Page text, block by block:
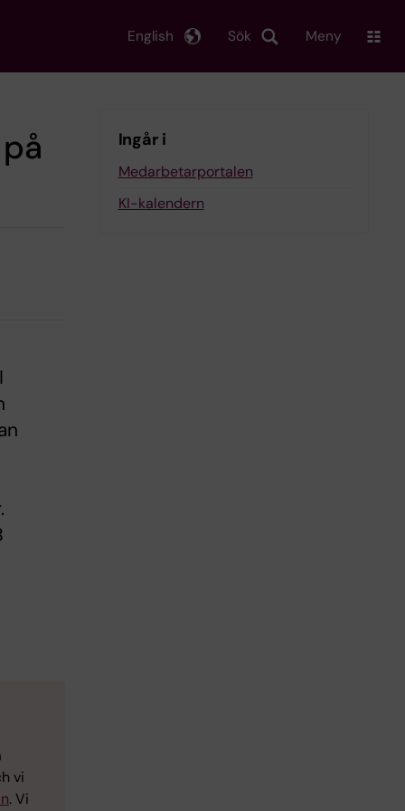
Sök
English Meny
vi
. Vi
Ingår i
Medarbetarportalen
KI-kalendern